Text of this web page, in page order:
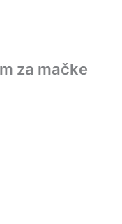
za mačke